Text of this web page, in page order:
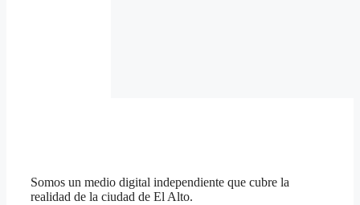
Somos un medio digital independiente que cubre la
realidad de la ciudad de El Alto.